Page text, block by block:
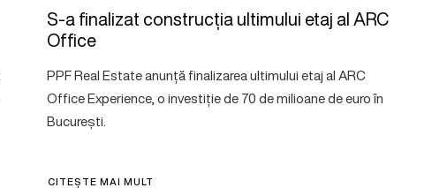
S-a finalizat construcția ultimului etaj al ARC
Office
PPF Real Estate anunță finalizarea ultimului etaj al ARC
Office Experience, o investiție de 70 de milioane de euro în
București.
CITEȘTE MAI MULT